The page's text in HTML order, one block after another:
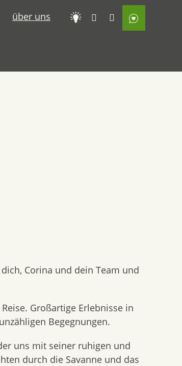
über uns
Corina und dein Team und
Großartige Erlebnisse in
Begegnungen.
uns mit seiner ruhigen und
durch die Savanne und das